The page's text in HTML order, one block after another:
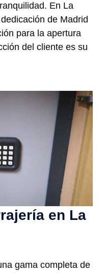
En La
de Madrid
para la apertura
del cliente es su
en La
gama completa de